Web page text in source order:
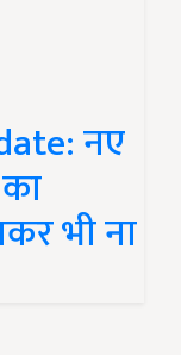
नए
भी ना